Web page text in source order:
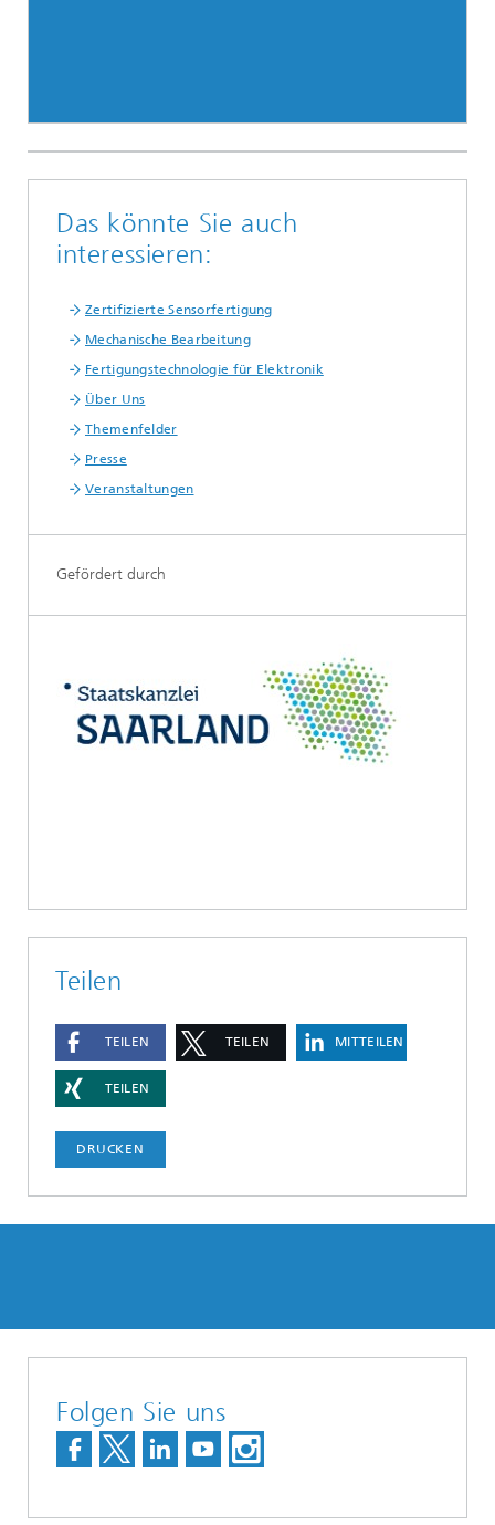
Das könnte Sie auch
interessieren:
Zertifizierte Sensorfertigung
Mechanische Bearbeitung
Fertigungstechnologie für Elektronik
Über Uns
Themenfelder
Presse
Veranstaltungen
Gefördert durch
Teilen
TEILEN TEILEN MITTEILEN
TEILEN
DRUCKEN
Folgen Sie uns